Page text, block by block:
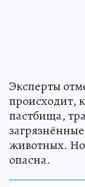
Эксперты
происходит,
пастбища,
животных. Но
опасна.